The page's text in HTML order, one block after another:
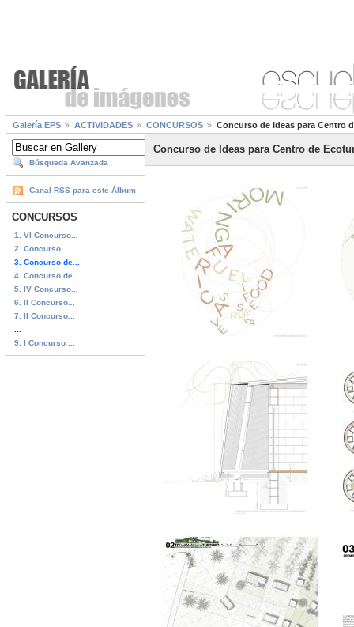
Galería EPS ACTIVIDADES CONCURSOS Concurso de Ideas para Centro
Búsqueda Avanzada
Canal RSS para este Álbum
CONCURSOS
1. VI Concurso...
2. Concurso...
3. Concurso de...
4. Concurso de...
5. IV Concurso...
6. II Concurso...
7. II Concurso...
9. I Concurso ...
Concurso de Ideas para Centro de